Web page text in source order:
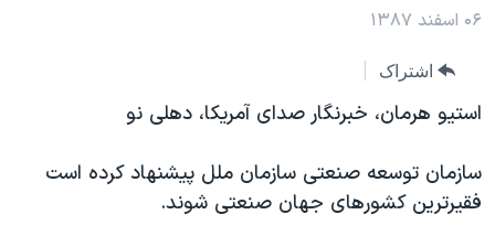
به
اصلی
جهش
جستجو
آمریکا
ویژه برنامه‌ها
ویدیوها
جدول برنامه ها
صفحه‌های ویژه
۲۵۰سالگی آمریکا
بایگانی برنامه‌های تلویزیونی
فرکانس‌های صدای آمریکا
یادگیری زبان انگلیسی
۰۶ اسفند ۱۳۸۷
اشتراک
استیو هرمان، خبرنگار صدای آمریکا، دهلی نو
سازمان توسعه صنعتی سازمان ملل پیشنهاد کرده است
فقیرترین کشورهای جهان صنعتی شوند.